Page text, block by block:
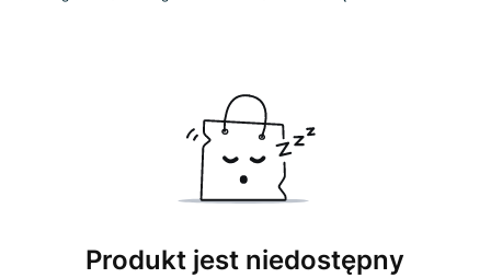
Produkt jest niedostępny